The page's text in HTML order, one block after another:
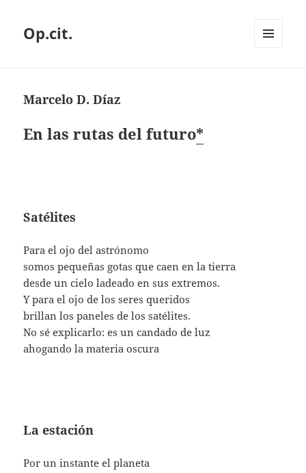
Op.cit.
Marcelo D. Díaz
En las rutas del futuro*
Satélites
Para el ojo del astrónomo
somos pequeñas gotas que caen en la tierra
desde un cielo ladeado en sus extremos.
Y para el ojo de los seres queridos
brillan los paneles de los satélites.
No sé explicarlo: es un candado de luz
ahogando la materia oscura
La estación
Por un instante el planeta